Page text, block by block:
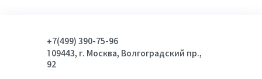
+7(499) 390-75-96
109443, г. Москва, Волгоградский пр.,
92